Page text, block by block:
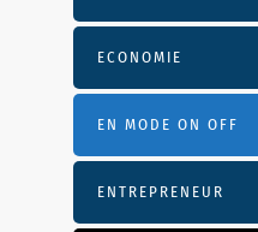
ECONOMIE
EN MODE ON OFF
ENTREPRENEUR